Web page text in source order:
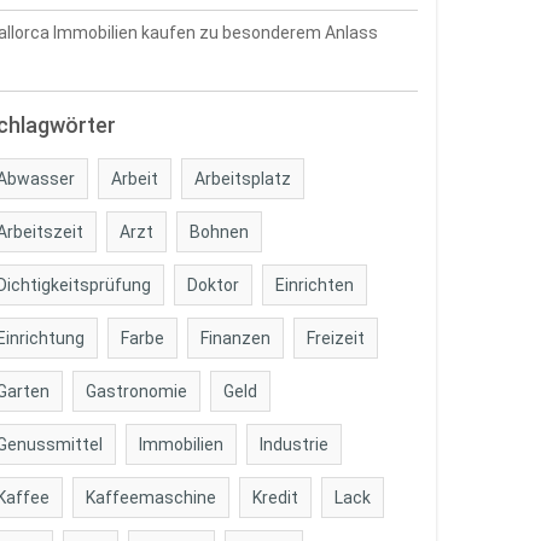
Immobilien kaufen zu besonderem Anlass
Arbeit Arbeitsplatz
Arzt Bohnen
Doktor Einrichten
Farbe Finanzen Freizeit
Gastronomie Geld
Immobilien Industrie
Kaffeemaschine Kredit Lack